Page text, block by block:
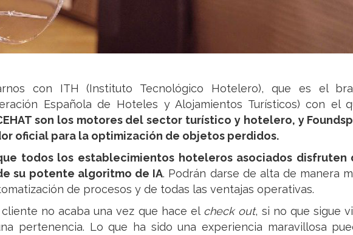
con ITH (Instituto Tecnológico Hotelero), que es el
Española de Hoteles y Alojamientos Turísticos) con el
son los motores del sector turístico y hotelero, y
oficial para la optimización de objetos perdidos.
todos los establecimientos hoteleros asociados disfruten
su potente algoritmo de IA. Podrán darse de alta de manera
de procesos y de todas las ventajas operativas.
no acaba una vez que hace el check out, si no que sigue
pertenencia. Lo que ha sido una experiencia maravillosa